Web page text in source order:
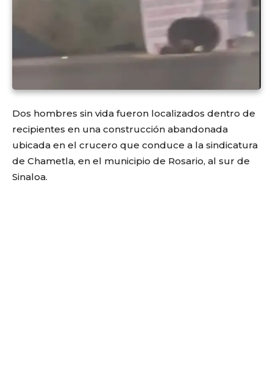
Dos hombres sin vida fueron localizados dentro de
recipientes en una construcción abandonada
ubicada en el crucero que conduce a la sindicatura
de Chametla, en el municipio de Rosario, al sur de
Sinaloa.